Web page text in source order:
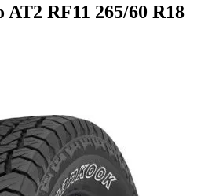
RF11 265/60 R18